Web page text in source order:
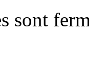
sont